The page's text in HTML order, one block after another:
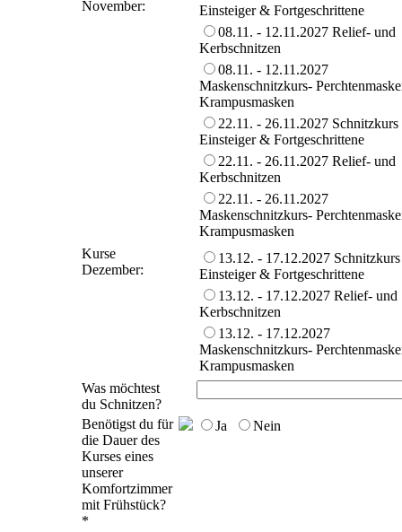
November:
Einsteiger & Fortgeschrittene
08.11. - 12.11.2027 Relief- und
Kerbschnitzen
08.11. - 12.11.2027
Maskenschnitzkurs-
Krampusmasken
22.11. - 26.11.2027 Schnitzkurs
Einsteiger & Fortgeschrittene
22.11. - 26.11.2027 Relief- und
Kerbschnitzen
22.11. - 26.11.2027
Maskenschnitzkurs-
Krampusmasken
Kurse
Dezember:
13.12. - 17.12.2027
Einsteiger & Fortgeschrittene
13.12. - 17.12.2027 Relief- und
Kerbschnitzen
13.12. - 17.12.2027
Maskenschnitzkurs-
Krampusmasken
Was möchtest
du Schnitzen?
Benötigst du für
die Dauer des
Kurses eines
unserer
Komfortzimmer
mit Frühstück?
*
Ja Nein